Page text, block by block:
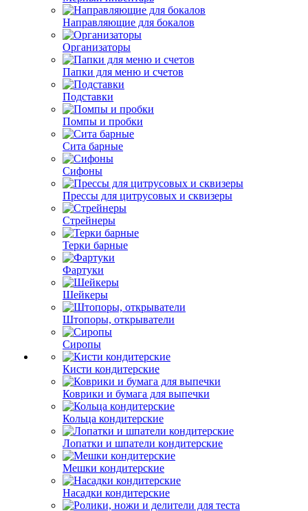
Направляющие для бокалов
Организаторы
Папки для меню и счетов
Подставки
Помпы и пробки
Сита барные
Сифоны
Прессы для цитрусовых и сквизеры
Стрейнеры
Терки барные
Фартуки
Шейкеры
Штопоры, открыватели
Сиропы
Кисти кондитерские
Коврики и бумага для выпечки
Кольца кондитерские
Лопатки и шпатели кондитерские
Мешки кондитерские
Насадки кондитерские